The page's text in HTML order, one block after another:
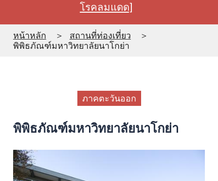
โรคลมแดด]
หน้าหลัก
สถานที่ท่องเที่ยว
พิพิธภัณฑ์มหาวิทยาลัยนาโกย่า
ภาคตะวันออก
พิพิธภัณฑ์มหาวิทยาลัยนาโกย่า